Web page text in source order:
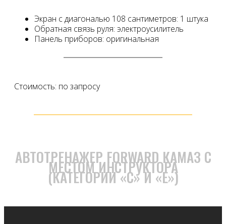
АВТОТРЕНАЖЕР FORWARD КАМАЗ С
МЕСТОМ ИНСТРУКТОРА
(КАТЕГОРИИ «С» И «Е»)
Экран с диагональю 108 сантиметров: 1 штука
Обратная связь руля: электроусилитель
Панель приборов: оригинальная
Стоимость: по запросу